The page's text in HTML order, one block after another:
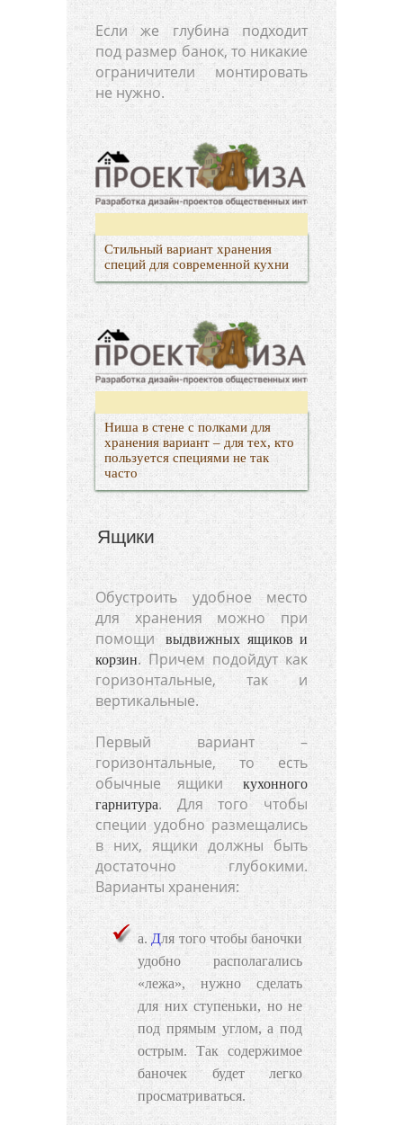
Если же глубина подходит
под размер банок, то никакие
ограничители монтировать
не нужно.
Стильный вариант хранения
специй для современной кухни
Ниша в стене с полками для
хранения вариант – для тех, кто
пользуется специями не так
часто
Ящики
Обустроить удобное место
для хранения можно при
помощи
выдвижных ящиков и
корзин. Причем подойдут как
горизонтальные, так и
вертикальные.
Первый вариант –
горизонтальные, то есть
обычные ящики
кухонного
гарнитура. Для того чтобы
специи удобно размещались
в них, ящики должны быть
достаточно глубокими.
Варианты хранения:
Для того чтобы баночки
удобно располагались
«лежа», нужно сделать
для них ступеньки, но не
под прямым углом, а под
острым. Так содержимое
баночек будет легко
просматриваться.